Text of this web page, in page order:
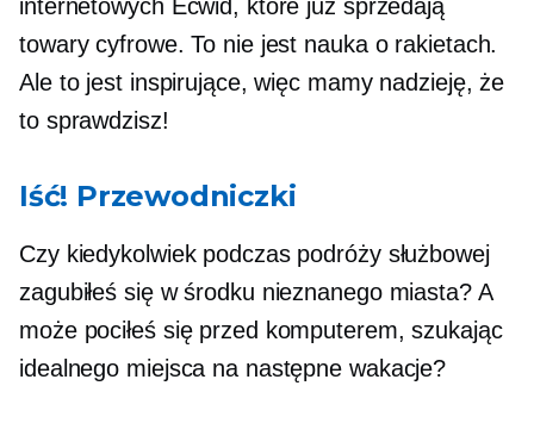
internetowych Ecwid, które już sprzedają
towary cyfrowe. To nie jest nauka o rakietach.
Ale to jest inspirujące, więc mamy nadzieję, że
to sprawdzisz!
Iść! Przewodniczki
Czy kiedykolwiek podczas podróży służbowej
zagubiłeś się w środku nieznanego miasta? A
może pociłeś się przed komputerem, szukając
idealnego miejsca na następne wakacje?